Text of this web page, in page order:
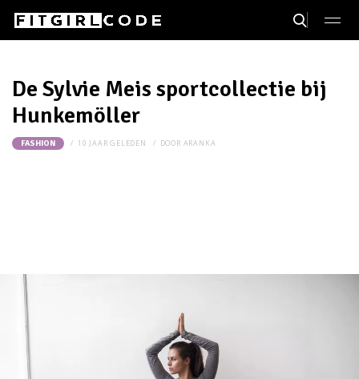
De Sylvie Meis sportcollectie bij
Hunkemöller
FASHION 10 JAAR GELEDEN DOOR ARANKA